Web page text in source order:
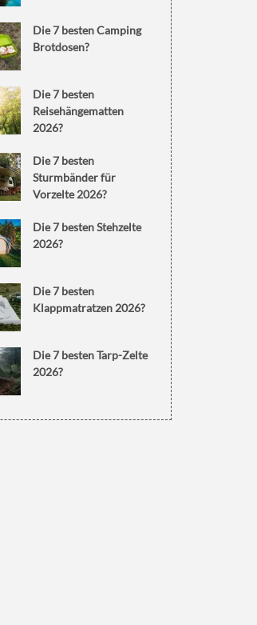
Die 7 besten Camping
Brotdosen?
Die 7 besten
Reisehängematten
2026?
Die 7 besten
Sturmbänder für
Vorzelte 2026?
Die 7 besten Stehzelte
2026?
Die 7 besten
Klappmatratzen 2026?
Die 7 besten Tarp-Zelte
2026?